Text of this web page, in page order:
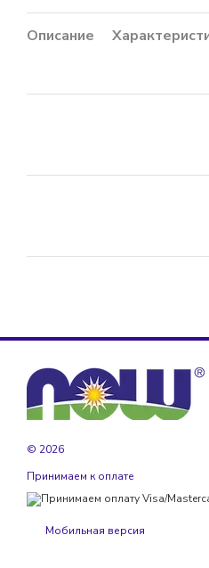
Описание
© 2026
Принимаем к оплате
Мобильная версия